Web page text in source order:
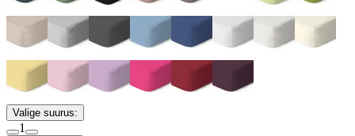
Valige suurus:
1